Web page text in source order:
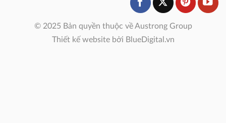
© 2025 Bản quyền thuộc về Austrong Group
Thiết kế website bởi BlueDigital.vn